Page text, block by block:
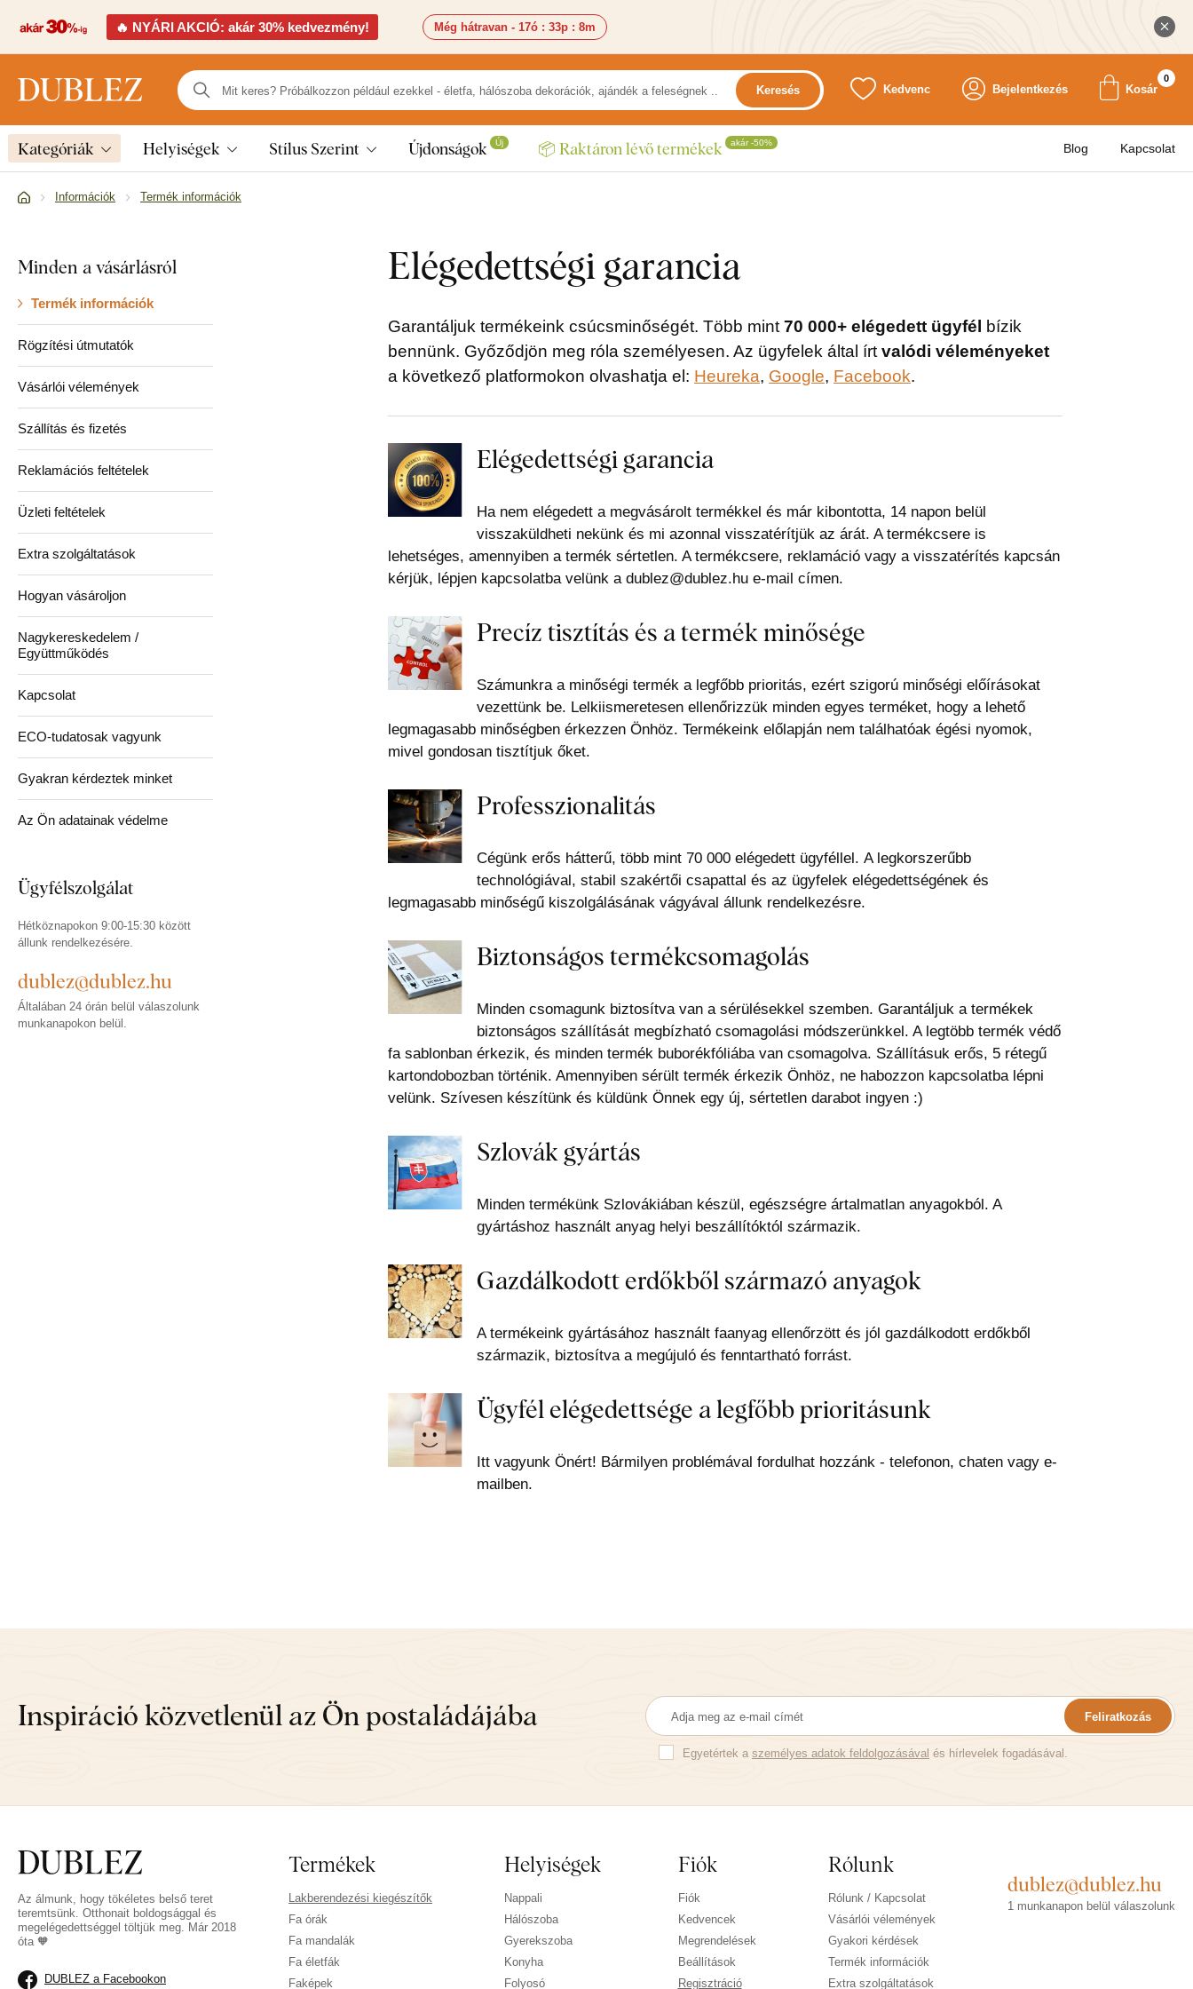
🔥 NYÁRI AKCIÓ: akár 30% kedvezmény! Még hátravan - 17ó : 33p : 8m
Keresés Kedvenc Bejelentkezés Kosár
0
Kategóriák Helyiségek Stílus Szerint Újdonságok Új 📦 Raktáron lévő termékek akár -50% Blog Kapcsolat
Információk Termék információk
Minden a vásárlásról
Termék információk
Rögzítési útmutatók
Vásárlói vélemények
Szállítás és fizetés
Reklamációs feltételek
Üzleti feltételek
Extra szolgáltatások
Hogyan vásároljon
Nagykereskedelem /
Együttműködés
Kapcsolat
ECO-tudatosak vagyunk
Gyakran kérdeztek minket
Az Ön adatainak védelme
Ügyfélszolgálat
Hétköznapokon 9:00-15:30 között
állunk rendelkezésére.
dublez@dublez.hu
Általában 24 órán belül válaszolunk
munkanapokon belül.
Elégedettségi garancia
Garantáljuk termékeink csúcsminőségét. Több mint 70 000+ elégedett ügyfél
bízik
bennünk. Győződjön meg róla személyesen. Az ügyfelek által írt valódi véleményeket
a következő platformokon olvashatja el: Heureka, Google, Facebook.
Elégedettségi garancia
Ha nem elégedett a megvásárolt termékkel és már kibontotta, 14 napon belül
visszaküldheti nekünk és mi azonnal visszatérítjük az árát. A termékcsere is
lehetséges, amennyiben a termék sértetlen. A termékcsere, reklamáció vagy a visszatérítés kapcsán
kérjük, lépjen kapcsolatba velünk a dublez@dublez.hu e-mail címen.
Precíz tisztítás és a termék minősége
Számunkra a minőségi termék a legfőbb prioritás, ezért szigorú minőségi előírásokat
vezettünk be. Lelkiismeretesen ellenőrizzük minden egyes terméket, hogy a lehető
legmagasabb minőségben érkezzen Önhöz. Termékeink előlapján nem találhatóak égési nyomok,
mivel gondosan tisztítjuk őket.
Professzionalitás
Cégünk erős hátterű, több mint 70 000 elégedett ügyféllel. A legkorszerűbb
technológiával, stabil szakértői csapattal és az ügyfelek elégedettségének és
legmagasabb minőségű kiszolgálásának vágyával állunk rendelkezésre.
Biztonságos termékcsomagolás
Minden csomagunk biztosítva van a sérülésekkel szemben. Garantáljuk a termékek
biztonságos szállítását megbízható csomagolási módszerünkkel. A legtöbb termék védő
fa sablonban érkezik, és minden termék buborékfóliába van csomagolva. Szállításuk erős, 5 rétegű
kartondobozban történik. Amennyiben sérült termék érkezik Önhöz, ne habozzon kapcsolatba lépni
velünk. Szívesen készítünk és küldünk Önnek egy új, sértetlen darabot ingyen :)
Szlovák gyártás
Minden termékünk Szlovákiában készül, egészségre ártalmatlan anyagokból. A
gyártáshoz használt anyag helyi beszállítóktól származik.
Gazdálkodott erdőkből származó anyagok
A termékeink gyártásához használt faanyag ellenőrzött és jól gazdálkodott erdőkből
származik, biztosítva a megújuló és fenntartható forrást.
Ügyfél elégedettsége a legfőbb prioritásunk
Itt vagyunk Önért! Bármilyen problémával fordulhat hozzánk - telefonon, chaten vagy e-
mailben.
Inspiráció közvetlenül az Ön postaládájába Feliratkozás
Egyetértek a személyes adatok feldolgozásával és hírlevelek fogadásával.
Az álmunk, hogy tökéletes belső teret
teremtsünk. Otthonait boldogsággal és
megelégedettséggel töltjük meg. Már 2018
óta 🧡
DUBLEZ a Facebookon
Termékek
Lakberendezési kiegészítők
Fa órák
Fa mandalák
Fa életfák
Faképek
Helyiségek
Nappali
Hálószoba
Gyerekszoba
Konyha
Folyosó
Fiók
Fiók
Kedvencek
Megrendelések
Beállítások
Regisztráció
Rólunk
Rólunk / Kapcsolat
Vásárlói vélemények
Gyakori kérdések
Termék információk
Extra szolgáltatások
dublez@dublez.hu
1 munkanapon belül válaszolunk